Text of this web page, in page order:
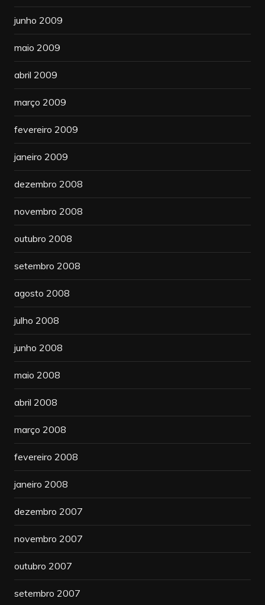
junho 2009
maio 2009
abril 2009
março 2009
fevereiro 2009
janeiro 2009
dezembro 2008
novembro 2008
outubro 2008
setembro 2008
agosto 2008
julho 2008
junho 2008
maio 2008
abril 2008
março 2008
fevereiro 2008
janeiro 2008
dezembro 2007
novembro 2007
outubro 2007
setembro 2007